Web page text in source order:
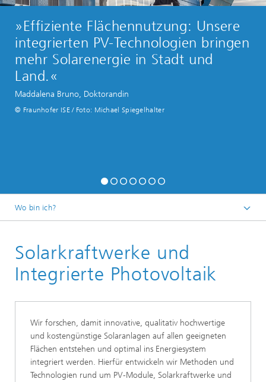
»Effiziente Flächennutzung: Unsere
integrierten PV-Technologien bringen
mehr Solarenergie in Stadt und
Land.«
Maddalena Bruno, Doktorandin
© Fraunhofer ISE / Foto: Michael Spiegelhalter
Wo bin ich?
Geschäftsfelder
Solarkraftwerke und
Integrierte Photovoltaik
Wir forschen, damit innovative, qualitativ hochwertige
und kostengünstige Solaranlagen auf allen geeigneten
Flächen entstehen und optimal ins Energiesystem
integriert werden. Hierfür entwickeln wir Methoden und
Technologien rund um PV-Module, Solarkraftwerke und